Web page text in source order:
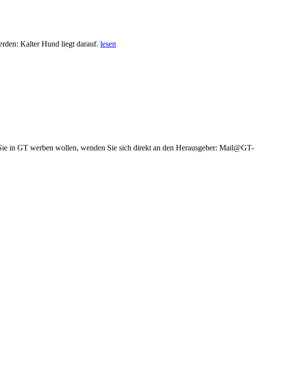
Kalter Hund liegt darauf. lesen
in GT werben wollen, wenden Sie sich direkt an den Herausgeber: Mail@GT-